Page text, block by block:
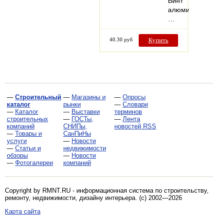
алюминиевый,
…
40.30 руб Купить
— Строительный
каталог
— Каталог
строительных
компаний
— Товары и
услуги
— Статьи и
обзоры
— Фотогалереи
— Магазины и
рынки
— Выставки
— ГОСТы,
СНИПы,
СанПиНы
— Новости
недвижимости
— Новости
компаний
— Опросы
— Словари
терминов
— Лента
новостей RSS
Copyright by RMNT.RU - информационная система по строительству,
ремонту, недвижимости, дизайну интерьера. (c) 2002—2026
Карта сайта